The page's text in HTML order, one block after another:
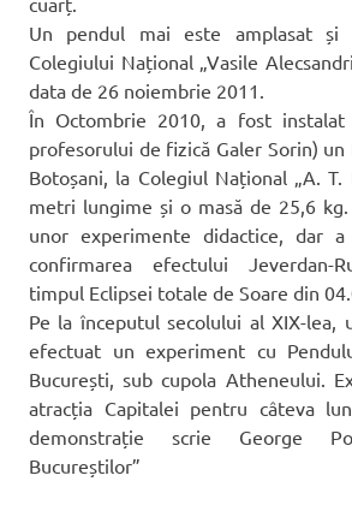
Un pendul mai este amplasat
Colegiului Național „Vasile
data de 26 noiembrie 2011.
În Octombrie 2010, a fost instalat
profesorului de fizică Galer Sorin) un
Botoșani, la Colegiul Național „A. T.
metri lungime și o masă de 25,6
unor experimente didactice, dar
confirmarea efectului Jeverdan-
timpul Eclipsei totale de Soare din
Pe la începutul secolului al XIX-lea,
efectuat un experiment cu
București, sub cupola Atheneului.
atracția Capitalei pentru câteva
demonstrație scrie George
Bucureștilor”